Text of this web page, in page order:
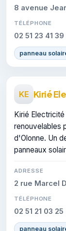
8 avenue
TÉLÉPHONE
02 51 23 41 39
panneau
KE Kirié
Kirié
renouvelables
d'Olonne. Un
panneaux
ADRESSE
2 rue Marcel
TÉLÉPHONE
02 51 21 03 25
panneau